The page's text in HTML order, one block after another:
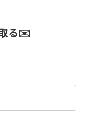
る✉️